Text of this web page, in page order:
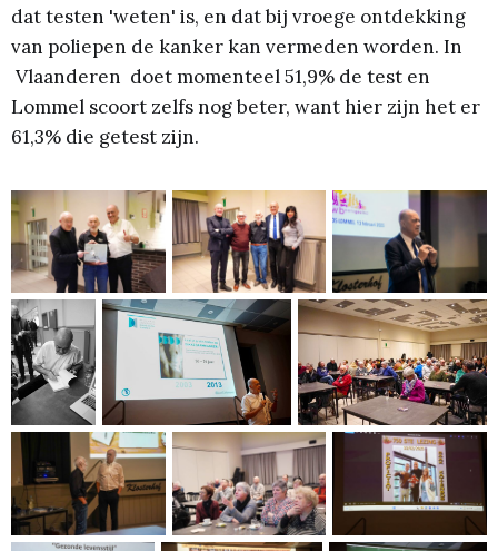
dat testen 'weten' is, en dat bij vroege ontdekking
van poliepen de kanker kan vermeden worden. In
Vlaanderen doet momenteel 51,9% de test en
Lommel scoort zelfs nog beter, want hier zijn het er
61,3% die getest zijn.